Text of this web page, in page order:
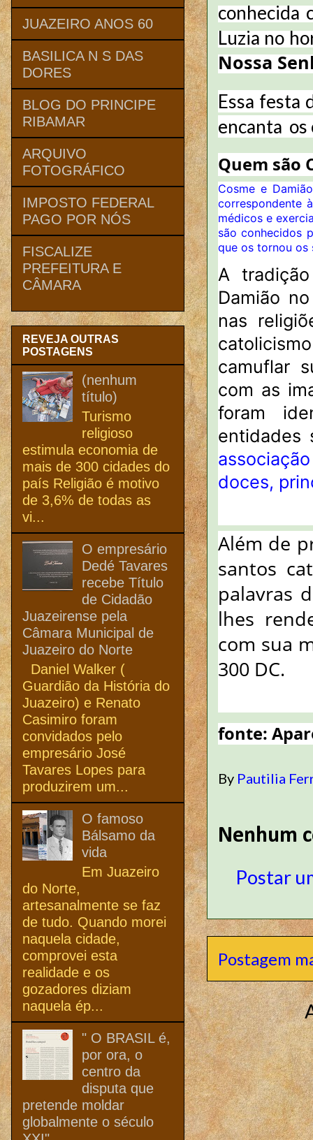
conhecida
Luzia no
Nossa
Essa festa
encanta os
Quem são
Cosme e
correspondente
médicos e
são conhecidos
que os tornou os
A
Damião
nas
camuflar
com as
foram
entidades
doces,
Além de
santos
palavras
lhes
com sua
300 DC.
fonte:
By Pautilia
Nenhum
Postar
Postagem
JUAZEIRO ANOS 60
BASILICA N S DAS
DORES
BLOG DO PRINCIPE
RIBAMAR
ARQUIVO
FOTOGRÁFICO
IMPOSTO FEDERAL
PAGO POR NÓS
FISCALIZE
PREFEITURA E
CÂMARA
REVEJA OUTRAS
POSTAGENS
(nenhum
título)
Turismo
religioso
estimula economia de
mais de 300 cidades do
país Religião é motivo
de 3,6% de todas as
vi...
O empresário
Dedé Tavares
recebe Título
de Cidadão
Juazeirense pela
Câmara Municipal de
Juazeiro do Norte
Daniel Walker (
Guardião da História do
Juazeiro) e Renato
Casimiro foram
convidados pelo
empresário José
Tavares Lopes para
produzirem um...
O famoso
Bálsamo da
vida
Em Juazeiro
do Norte,
artesanalmente se faz
de tudo. Quando morei
naquela cidade,
comprovei esta
realidade e os
gozadores diziam
naquela ép...
" O BRASIL é,
por ora, o
centro da
disputa que
pretende moldar
globalmente o século